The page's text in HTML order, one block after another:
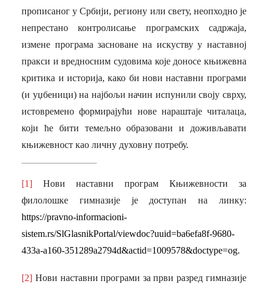
прописаног у Србији, региону или свету, неопходно је
непрестано контролисање програмских садржаја,
измене програма засноване на искуству у наставној
пракси и вредносним судовима које доносе књижевна
критика и историја, како би нови наставни програми
(и уџбеници) на најбољи начин испунили своју сврху,
истовремено формирајући нове нараштаје читалаца,
који ће бити темељно образовани и доживљавати
књижевност као личну духовну потребу.
[1]
Нови наставни програм Књижевности за
филолошке гимназије је доступан на линку:
https://pravno-informacioni-
sistem.rs/SlGlasnikPortal/viewdoc?uuid=ba6efa8f-9680-
433a-a160-351289a2794d&actid=1009578&doctype=og.
[2] Нови наставни програми за први разред гимназије